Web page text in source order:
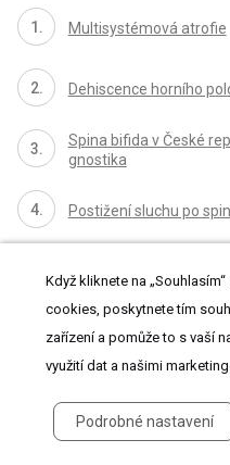
Multisystémová atrofie
Dehiscence horního
Spina bifida v České
gnostika
Postižení sluchu po
proLékaře.cz
Když kliknete na
cookies, poskytnete tím
zařízení a pomůže to s vaší
využití dat a našimi
Podrobné nastavení